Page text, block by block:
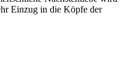
Einzug in die Köpfe der